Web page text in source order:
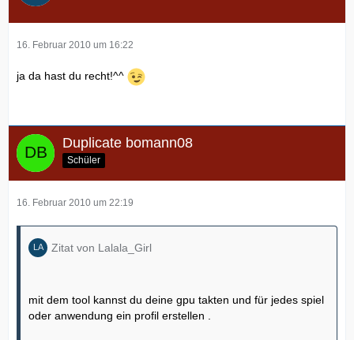
16. Februar 2010 um 16:22
ja da hast du recht!^^
Duplicate bomann08
Schüler
16. Februar 2010 um 22:19
Zitat von Lalala_Girl
mit dem tool kannst du deine gpu takten und für jedes spiel
oder anwendung ein profil erstellen .